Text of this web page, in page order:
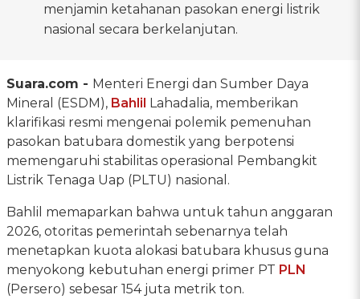
menjamin ketahanan pasokan energi listrik
nasional secara berkelanjutan.
Suara.com - Menteri Energi dan Sumber Daya
Mineral (ESDM), Bahlil Lahadalia, memberikan
klarifikasi resmi mengenai polemik pemenuhan
pasokan batubara domestik yang berpotensi
memengaruhi stabilitas operasional Pembangkit
Listrik Tenaga Uap (PLTU) nasional.
Bahlil memaparkan bahwa untuk tahun anggaran
2026, otoritas pemerintah sebenarnya telah
menetapkan kuota alokasi batubara khusus guna
menyokong kebutuhan energi primer PT PLN
(Persero) sebesar 154 juta metrik ton.